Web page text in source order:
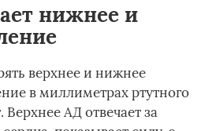
нижнее и
верхнее и нижнее
в миллиметрах ртутного
Верхнее АД отвечает за